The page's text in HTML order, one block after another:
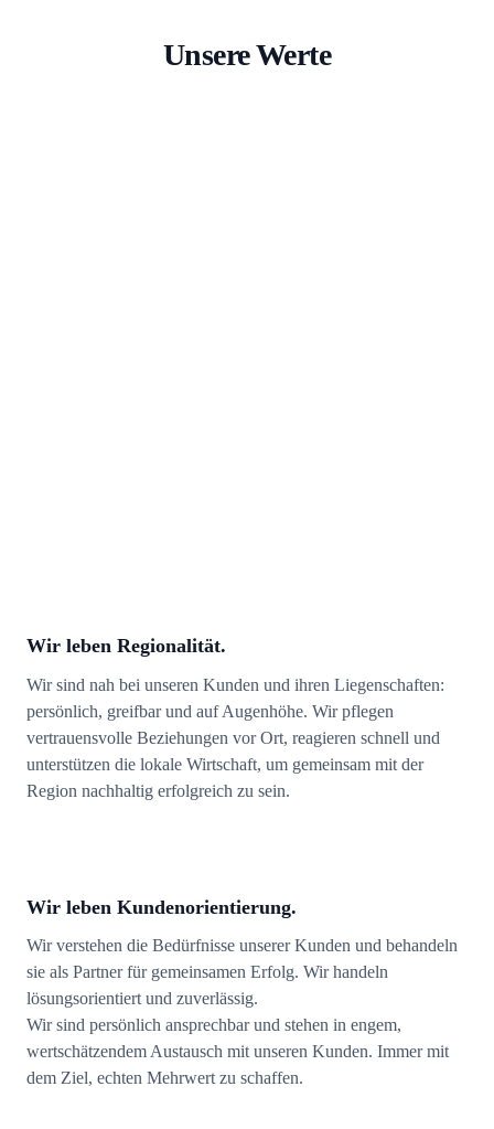
Unsere Werte
Wir leben Regionalität.
Wir sind nah bei unseren Kunden und ihren Liegenschaften:
persönlich, greifbar und auf Augenhöhe. Wir pflegen
vertrauensvolle Beziehungen vor Ort, reagieren schnell und
unterstützen die lokale Wirtschaft, um gemeinsam mit der
Region nachhaltig erfolgreich zu sein.
Wir leben Kundenorientierung.
Wir verstehen die Bedürfnisse unserer Kunden und behandeln
sie als Partner für gemeinsamen Erfolg. Wir handeln
lösungsorientiert und zuverlässig.
Wir sind persönlich ansprechbar und stehen in engem,
wertschätzendem Austausch mit unseren Kunden. Immer mit
dem Ziel, echten Mehrwert zu schaffen.